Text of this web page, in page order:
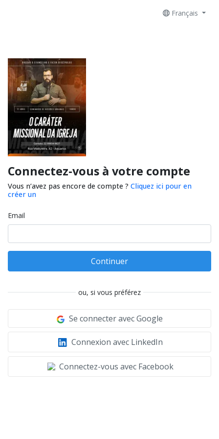
Français
Connectez-vous à votre compte
Vous n’avez pas encore de compte ? Cliquez ici pour en
créer un
Email
Continuer
ou, si vous préférez
Se connecter avec Google
Connexion avec LinkedIn
Connectez-vous avec Facebook